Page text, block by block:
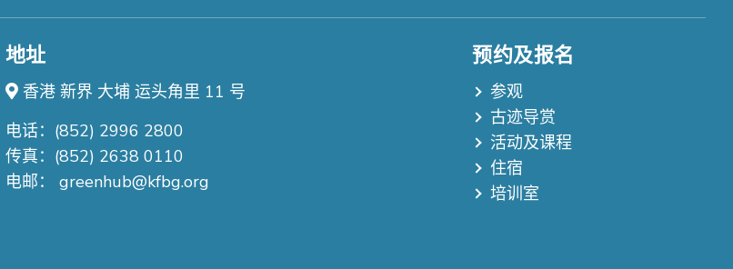
地址
香港 新界 大埔 运头角里 11 号
电话：(852) 2996 2800
传真：(852) 2638 0110
电邮： greenhub@kfbg.org
预约及报名
参观
古迹导赏
活动及课程
住宿
培训室